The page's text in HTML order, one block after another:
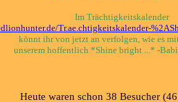
Im Trächtigkeitskalender
Tr.ae.chtigkeitskalender-
könnt ihr von jetzt an verfolgen, wie es
unserem hoffentlich *Shine bright ...* -
Heute waren schon 38 Besucher